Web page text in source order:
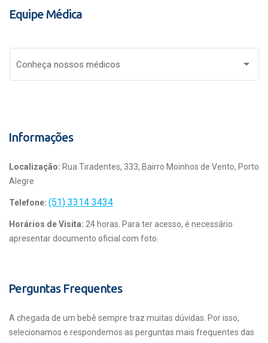
Equipe Médica
Conheça nossos médicos
Informações
Localização: Rua Tiradentes, 333, Bairro Moinhos de Vento, Porto
Alegre
Telefone: (51) 3314 3434
Horários de Visita: 24 horas. Para ter acesso, é necessário
apresentar documento oficial com foto.
Perguntas Frequentes
A chegada de um bebê sempre traz muitas dúvidas. Por isso,
selecionamos e respondemos as perguntas mais frequentes das